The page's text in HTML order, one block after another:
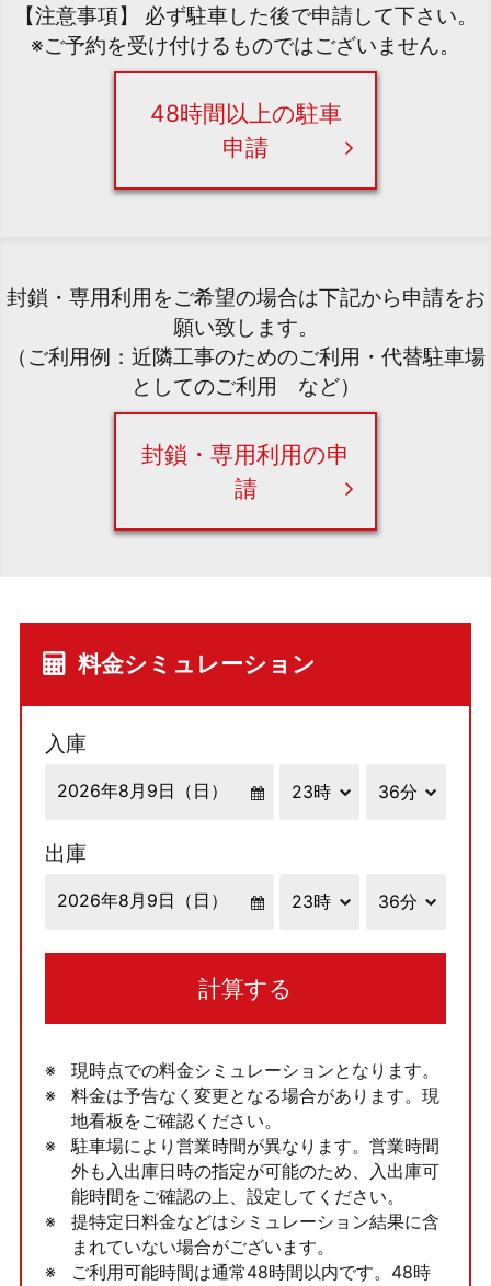
【注意事項】 必ず駐車した後で申請して下さい。
※ご予約を受け付けるものではございません。
48時間以上の駐車
申請
封鎖・専用利用をご希望の場合は下記から申請をお
願い致します。
（ご利用例：近隣工事のためのご利用・代替駐車場
としてのご利用 など）
封鎖・専用利用の申
請
料金シミュレーション
入庫
出庫
計算する
現時点での料金シミュレーションとなります。
料金は予告なく変更となる場合があります。現
地看板をご確認ください。
駐車場により営業時間が異なります。営業時間
外も入出庫日時の指定が可能のため、入出庫可
能時間をご確認の上、設定してください。
提特定日料金などはシミュレーション結果に含
まれていない場合がございます。
ご利用可能時間は通常48時間以内です。48時